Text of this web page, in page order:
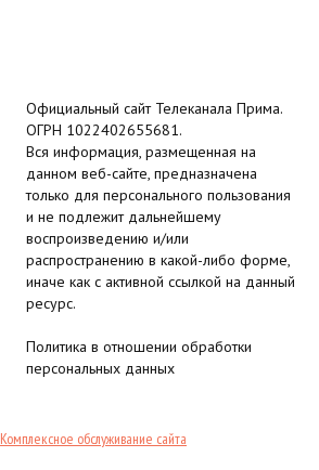
Официальный сайт Телеканала Прима.
ОГРН 1022402655681.
Вся информация, размещенная на
данном веб-сайте, предназначена
только для персонального пользования
и не подлежит дальнейшему
воспроизведению и/или
распространению в какой-либо форме,
иначе как с активной ссылкой на данный
ресурс.
Политика в отношении обработки
персональных данных
Комплексное обслуживание сайта